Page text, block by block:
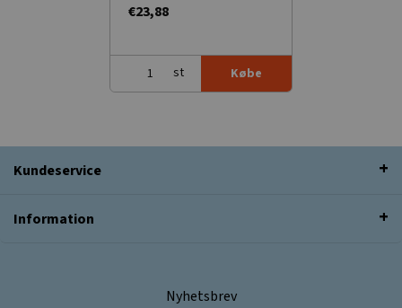
€23,88
st Købe
Kundeservice
Information
Nyhetsbrev